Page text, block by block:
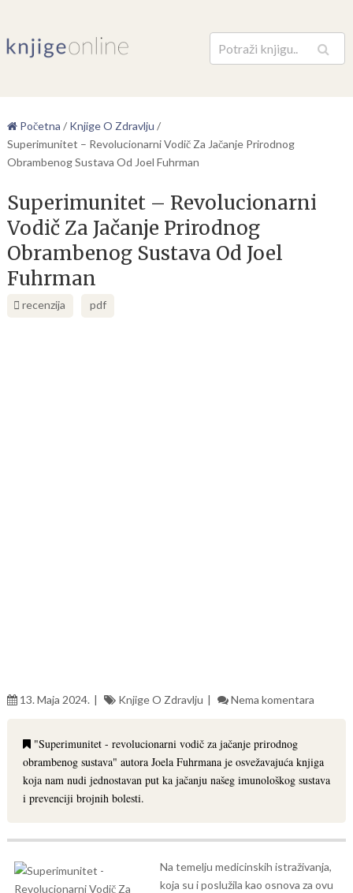
Pretraga
Početna / Knjige O Zdravlju /
Superimunitet – Revolucionarni Vodič Za Jačanje Prirodnog
Obrambenog Sustava Od Joel Fuhrman
Superimunitet – Revolucionarni
Vodič Za Jačanje Prirodnog
Obrambenog Sustava Od Joel
Fuhrman
recenzija pdf
13. Maja 2024. Knjige O Zdravlju Nema komentara
"Superimunitet - revolucionarni vodič za jačanje prirodnog
obrambenog sustava" autora Joela Fuhrmana je osvežavajuća knjiga
koja nam nudi jednostavan put ka jačanju našeg imunološkog sustava
i prevenciji brojnih bolesti.
Na temelju medicinskih istraživanja,
koja su i poslužila kao osnova za ovu